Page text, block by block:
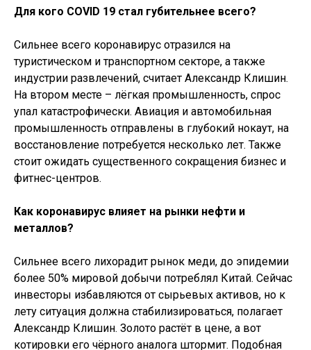
Для кого COVID 19 стал губительнее всего?
Сильнее всего коронавирус отразился на
туристическом и транспортном секторе, а также
индустрии развлечений, считает Александр Клишин.
На втором месте – лёгкая промышленность, спрос
упал катастрофически. Авиация и автомобильная
промышленность отправлены в глубокий нокаут, на
восстановление потребуется несколько лет. Также
стоит ожидать существенного сокращения бизнес и
фитнес-центров.
Как коронавирус влияет на рынки нефти и
металлов?
Сильнее всего лихорадит рынок меди, до эпидемии
более 50% мировой добычи потреблял Китай. Сейчас
инвесторы избавляются от сырьевых активов, но к
лету ситуация должна стабилизироваться, полагает
Александр Клишин. Золото растёт в цене, а вот
котировки его чёрного аналога штормит. Подобная